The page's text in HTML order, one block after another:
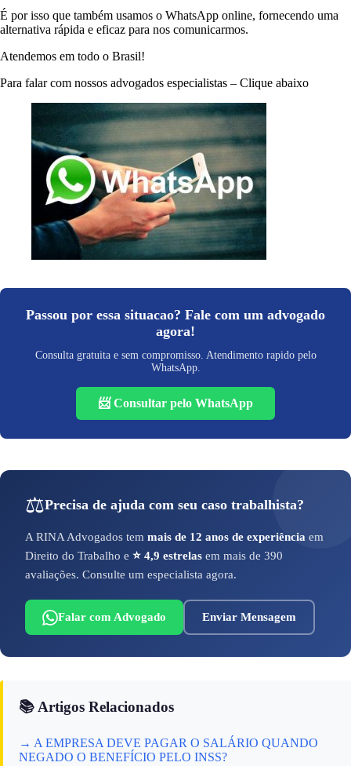
É por isso que também usamos o WhatsApp online, fornecendo uma
alternativa rápida e eficaz para nos comunicarmos.
Atendemos em todo o Brasil!
Para falar com nossos advogados especialistas – Clique abaixo
Passou por essa situacao? Fale com um advogado
agora!
Consulta gratuita e sem compromisso. Atendimento rapido pelo
WhatsApp.
📨 Consultar pelo WhatsApp
⚖️Precisa de ajuda com seu caso trabalhista?
A RINA Advogados tem mais de 12 anos de experiência em
Direito do Trabalho e ⭐ 4,9 estrelas em mais de 390
avaliações. Consulte um especialista agora.
Falar com Advogado Enviar Mensagem
📚 Artigos Relacionados
→ A EMPRESA DEVE PAGAR O SALÁRIO QUANDO
NEGADO O BENEFÍCIO PELO INSS?